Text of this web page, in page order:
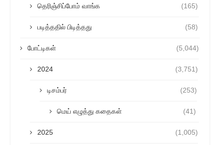
தெரிஞ்சிப்போம் வாங்க (165)
படித்ததில் பிடித்தது (58)
போட்டிகள் (5,044)
2024 (3,751)
டிசம்பர் (253)
மெய் எழுத்து கதைகள் (41)
2025 (1,005)